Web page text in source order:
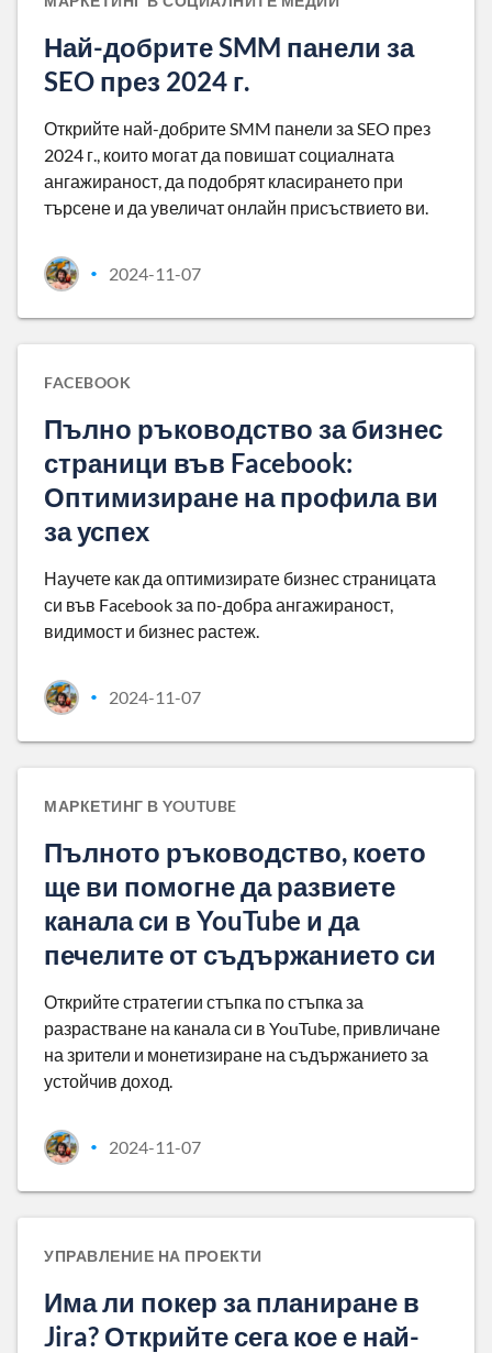
Най-добрите SMM панели за
SEO през 2024 г.
Открийте най-добрите SMM панели за SEO през
2024 г., които могат да повишат социалната
ангажираност, да подобрят класирането при
търсене и да увеличат онлайн присъствието ви.
• 2024-11-07
FACEBOOK
Пълно ръководство за бизнес
страници във Facebook:
Оптимизиране на профила ви
за успех
Научете как да оптимизирате бизнес страницата
си във Facebook за по-добра ангажираност,
видимост и бизнес растеж.
• 2024-11-07
МАРКЕТИНГ В YOUTUBE
Пълното ръководство, което
ще ви помогне да развиете
канала си в YouTube и да
печелите от съдържанието си
Открийте стратегии стъпка по стъпка за
разрастване на канала си в YouTube, привличане
на зрители и монетизиране на съдържанието за
устойчив доход.
• 2024-11-07
УПРАВЛЕНИЕ НА ПРОЕКТИ
Има ли покер за планиране в
Jira? Открийте сега кое е най-